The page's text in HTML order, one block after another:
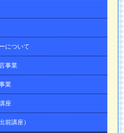
について
事業
業
座
前講座）